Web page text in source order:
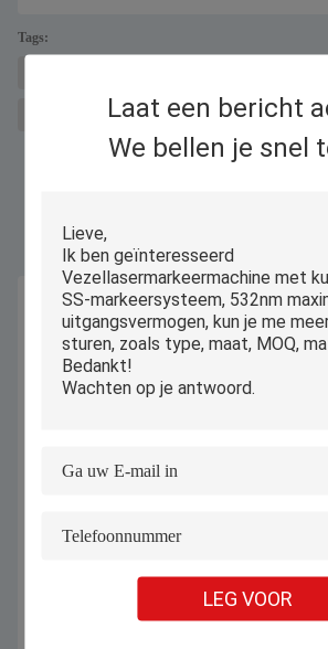
Laat een bericht
We bellen je snel
LEG VOOR
Tags:
fiber lasermarkeermachine
1070nm 1000W 1500W Handheld
Laser Welding Machine voor het lassen